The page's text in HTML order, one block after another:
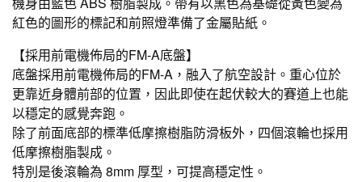
紅色的圖形的標記和前照燈準備了金屬貼紙。
【採用前電機佈局的FM-A底盤】
底盤採用前電機佈局的FM-A，融入了航空設計。重心位於
更靠近身體前部的位置，因此即使在起伏較大的賽道上也能
以穩定的感覺奔跑。
除了前面底部的標準低摩擦樹脂防滑板外，四個滾輪也採用
低摩擦樹脂製成。
特別是後滾輪為 8mm 厚型，可提高穩定性。